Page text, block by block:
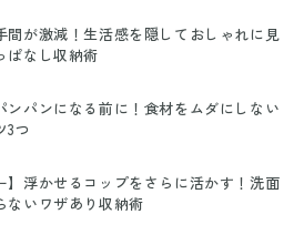
間が激減！生活感を隠しておしゃれに見
ぱなし収納術
ンパンになる前に！食材をムダにしない
3つ
】浮かせるコップをさらに活かす！洗面
ないワザあり収納術